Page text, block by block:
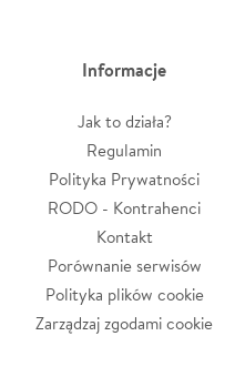
Informacje
Jak to działa?
Regulamin
Polityka Prywatności
RODO - Kontrahenci
Kontakt
Porównanie serwisów
Polityka plików cookie
Zarządzaj zgodami cookie